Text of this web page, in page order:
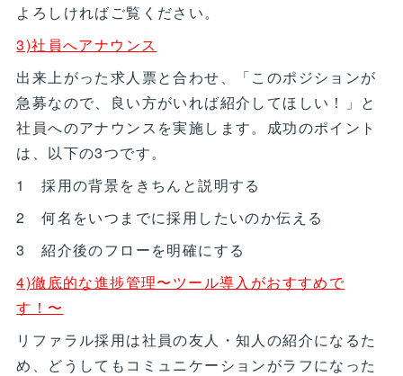
よろしければご覧ください。
3)社員へアナウンス
出来上がった求人票と合わせ、「このポジションが
急募なので、良い方がいれば紹介してほしい！」と
社員へのアナウンスを実施します。成功のポイント
は、以下の3つです。
1 採用の背景をきちんと説明する
2 何名をいつまでに採用したいのか伝える
3 紹介後のフローを明確にする
4)徹底的な進捗管理〜ツール導入がおすすめで
す！〜
リファラル採用は社員の友人・知人の紹介になるた
め、どうしてもコミュニケーションがラフになった